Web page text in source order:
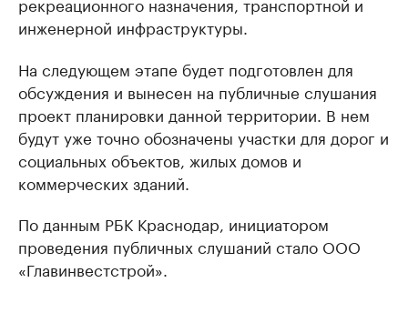
инженерной инфраструктуры.
На следующем этапе будет подготовлен для
обсуждения и вынесен на публичные слушания
проект планировки данной территории. В нем
будут уже точно обозначены участки для дорог и
социальных объектов, жилых домов и
коммерческих зданий.
По данным РБК Краснодар, инициатором
проведения публичных слушаний стало ООО
«Главинвестстрой».